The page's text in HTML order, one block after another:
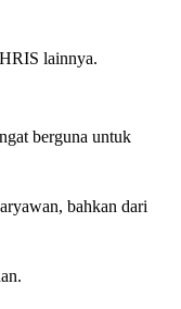
lainnya.
berguna untuk
bahkan dari